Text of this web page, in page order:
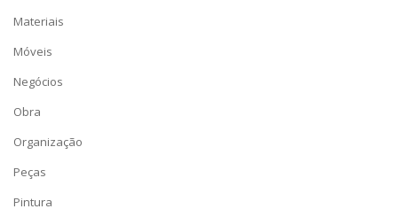
Materiais
Móveis
Negócios
Obra
Organização
Peças
Pintura